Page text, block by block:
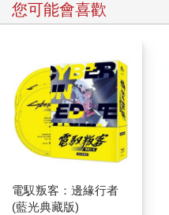
您可能會喜歡
電馭叛客：邊緣行者
(藍光典藏版)